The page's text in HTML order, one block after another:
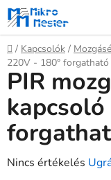
Ugrás
fő
tartalomhoz
Kezdőlap
/ Kapcsolók /
220V - 180° forgatható
PIR
A
Nincs értékelés